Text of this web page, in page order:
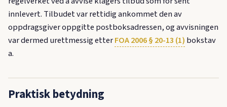
innlevert. Tilbudet var rettidig ankommet den av
oppdragsgiver oppgitte postboksadressen, og avvisningen
var dermed urettmessig etterFOA 2006 § 20-13 (1) bokstav
a.
Praktisk betydning